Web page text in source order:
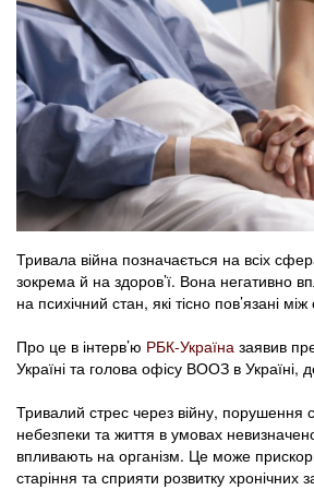
Тривала війна позначається на всіх
зокрема й на здоров’ї. Вона негативно
на психічний стан, які тісно пов’язані
Про це в інтерв’ю РБК-Україна заявив
Україні та голова офісу ВООЗ в Україні,
Тривалий стрес через війну, порушення
небезпеки та життя в умовах
впливають на організм. Це може
старіння та сприяти розвитку хронічних